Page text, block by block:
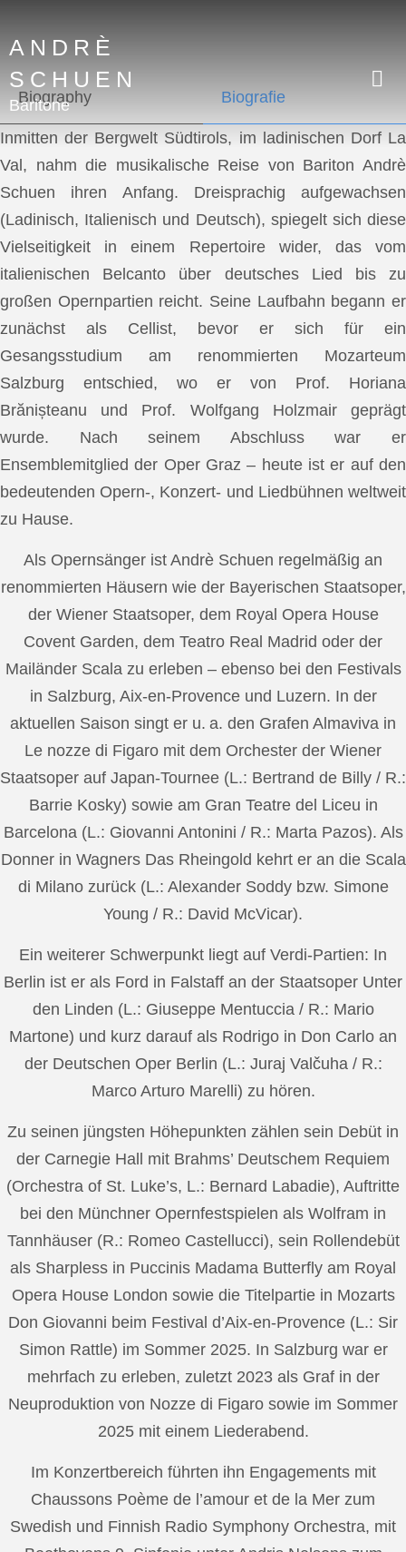
ANDRÈ
SCHUEN
Baritone
Biography Biografie
Inmitten der Bergwelt Südtirols, im ladinischen Dorf La
Val, nahm die musikalische Reise von Bariton Andrè
Schuen ihren Anfang. Dreisprachig aufgewachsen
(Ladinisch, Italienisch und Deutsch), spiegelt sich diese
Vielseitigkeit in einem Repertoire wider, das vom
italienischen Belcanto über deutsches Lied bis zu
großen Opernpartien reicht. Seine Laufbahn begann er
zunächst als Cellist, bevor er sich für ein
Gesangsstudium am renommierten Mozarteum
Salzburg entschied, wo er von Prof. Horiana
Brănișteanu und Prof. Wolfgang Holzmair geprägt
wurde. Nach seinem Abschluss war er
Ensemblemitglied der Oper Graz – heute ist er auf den
bedeutenden Opern-, Konzert- und Liedbühnen weltweit
zu Hause.
Als Opernsänger ist Andrè Schuen regelmäßig an
renommierten Häusern wie der Bayerischen Staatsoper,
der Wiener Staatsoper, dem Royal Opera House
Covent Garden, dem Teatro Real Madrid oder der
Mailänder Scala zu erleben – ebenso bei den Festivals
in Salzburg, Aix-en-Provence und Luzern. In der
aktuellen Saison singt er u. a. den Grafen Almaviva in
Le nozze di Figaro mit dem Orchester der Wiener
Staatsoper auf Japan-Tournee (L.: Bertrand de Billy / R.:
Barrie Kosky) sowie am Gran Teatre del Liceu in
Barcelona (L.: Giovanni Antonini / R.: Marta Pazos). Als
Donner in Wagners Das Rheingold kehrt er an die Scala
di Milano zurück (L.: Alexander Soddy bzw. Simone
Young / R.: David McVicar).
Ein weiterer Schwerpunkt liegt auf Verdi-Partien: In
Berlin ist er als Ford in Falstaff an der Staatsoper Unter
den Linden (L.: Giuseppe Mentuccia / R.: Mario
Martone) und kurz darauf als Rodrigo in Don Carlo an
der Deutschen Oper Berlin (L.: Juraj Valčuha / R.:
Marco Arturo Marelli) zu hören.
Zu seinen jüngsten Höhepunkten zählen sein Debüt in
der Carnegie Hall mit Brahms’ Deutschem Requiem
(Orchestra of St. Luke’s, L.: Bernard Labadie), Auftritte
bei den Münchner Opernfestspielen als Wolfram in
Tannhäuser (R.: Romeo Castellucci), sein Rollendebüt
als Sharpless in Puccinis Madama Butterfly am Royal
Opera House London sowie die Titelpartie in Mozarts
Don Giovanni beim Festival d’Aix-en-Provence (L.: Sir
Simon Rattle) im Sommer 2025. In Salzburg war er
mehrfach zu erleben, zuletzt 2023 als Graf in der
Neuproduktion von Nozze di Figaro sowie im Sommer
2025 mit einem Liederabend.
Im Konzertbereich führten ihn Engagements mit
Chaussons Poème de l’amour et de la Mer zum
Swedish und Finnish Radio Symphony Orchestra, mit